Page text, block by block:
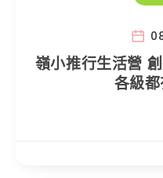
嶺小推行生活營
各級